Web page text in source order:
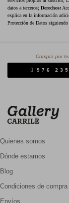
datos a terceros; Derechos:
explica en la información
Protección de Datos siguiendo
Compra por
976
Quienes somos
Dónde estamos
Blog
Condiciones de compra
Envíos